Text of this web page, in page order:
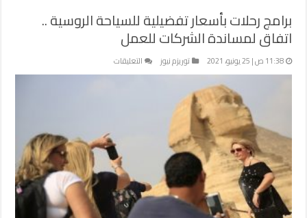
برامج رحلات بأسعار تفضيلية للسياحة الروسية ..
اتفاق لمساندة الشركات للعمل
11:38 ص | 25 يونيو، 2021 توريزم نيوز التعليقات
برامج
..
اتفاق
لمساندة
الشركات
للعمل
مغلقة